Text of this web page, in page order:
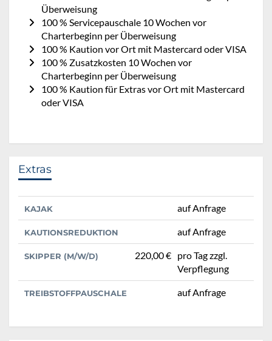
Überweisung
100 % Servicepauschale 10 Wochen vor
Charterbeginn per Überweisung
100 % Kaution vor Ort mit Mastercard oder VISA
100 % Zusatzkosten 10 Wochen vor
Charterbeginn per Überweisung
100 % Kaution für Extras vor Ort mit Mastercard
oder VISA
Extras
KAJAK auf Anfrage
KAUTIONSREDUKTION auf Anfrage
SKIPPER (M/W/D) 220,00 € pro Tag zzgl.
Verpflegung
TREIBSTOFFPAUSCHALE auf Anfrage